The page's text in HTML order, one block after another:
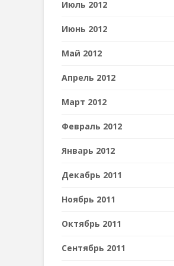
Июль 2012
Июнь 2012
Май 2012
Апрель 2012
Март 2012
Февраль 2012
Январь 2012
Декабрь 2011
Ноябрь 2011
Октябрь 2011
Сентябрь 2011